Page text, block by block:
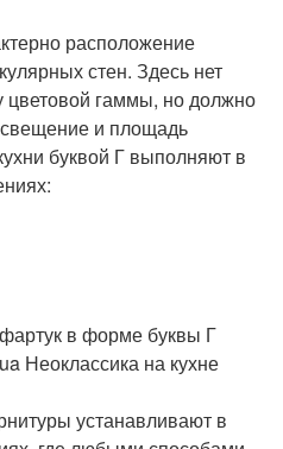
расположение
стен. Здесь нет
цветовой гаммы, но должно
и площадь
буквой Г выполняют в
в форме буквы Г
Неоклассика на кухне
устанавливают в